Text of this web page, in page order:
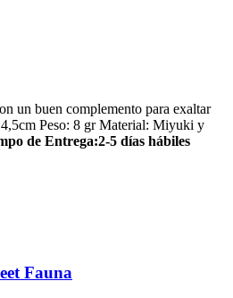
un buen complemento para exaltar
Peso: 8 gr Material: Miyuki y
de Entrega:2-5 días hábiles
Fauna